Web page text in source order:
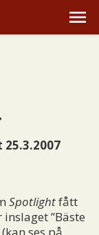
Spotlightfått
”Bäste
ses på